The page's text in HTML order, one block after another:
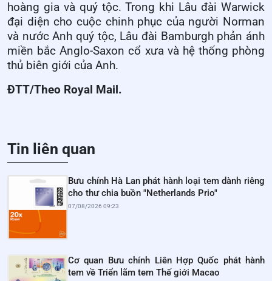
hoàng gia và quý tộc. Trong khi Lâu đài Warwick
đại diện cho cuộc chinh phục của người Norman
và nước Anh quý tộc, Lâu đài Bamburgh phản ánh
miền bắc Anglo-Saxon cổ xưa và hệ thống phòng
thủ biên giới của Anh.
ĐTT/Theo Royal Mail.
Tin liên quan
Bưu chính Hà Lan phát hành loại tem dành riêng
cho thư chia buồn "Netherlands Prio"
07/08/2026 09:23
Cơ quan Bưu chính Liên Hợp Quốc phát hành
tem về Triển lãm tem Thế giới Macao